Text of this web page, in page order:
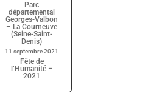
Parc
départemental
Georges-Valbon
– La Courneuve
(Seine-Saint-
Denis)
11 septembre 2021
Fête de
l’Humanité –
2021